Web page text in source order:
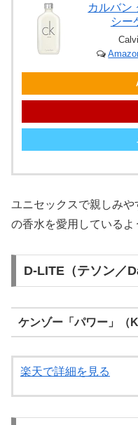
カルバン
シー
ユニセックスで親しみ
の香水を愛用しているよ
D-LITE（テソン／
ケンゾー「パワー」（
楽天で詳細を見る